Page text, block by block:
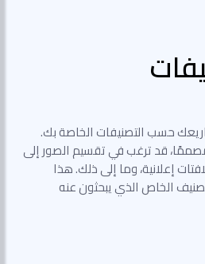
حسب التصنيفات الخاصة بك.
قد ترغب في تقسيم الصور إلى
إعلانية، وما إلى ذلك. هذا
الخاص الذي يبحثون عنه